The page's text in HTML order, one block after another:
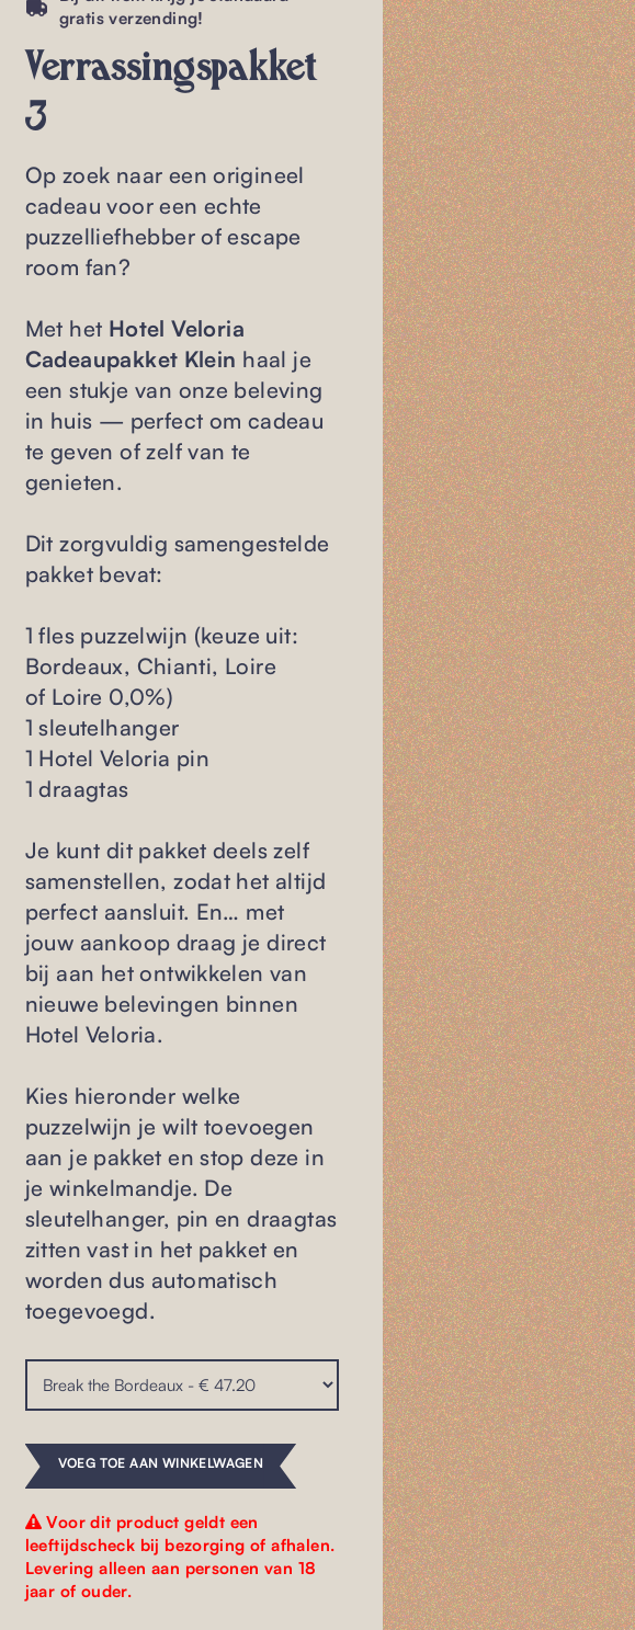
gratis verzending!
Verrassingspakket
3
Op zoek naar een origineel
cadeau voor een echte
puzzelliefhebber of escape
room fan?
Met het Hotel Veloria
Cadeaupakket Klein haal je
een stukje van onze beleving
in huis — perfect om cadeau
te geven of zelf van te
genieten.
Dit zorgvuldig samengestelde
pakket bevat:
1 fles puzzelwijn (keuze uit:
Bordeaux, Chianti, Loire
of Loire 0,0%)
1 sleutelhanger
1 Hotel Veloria pin
1 draagtas
Je kunt dit pakket deels zelf
samenstellen, zodat het altijd
perfect aansluit. En… met
jouw aankoop draag je direct
bij aan het ontwikkelen van
nieuwe belevingen binnen
Hotel Veloria.
Kies hieronder welke
puzzelwijn je wilt toevoegen
aan je pakket en stop deze in
je winkelmandje. De
sleutelhanger, pin en draagtas
zitten vast in het pakket en
worden dus automatisch
toegevoegd.
VOEG TOE AAN WINKELWAGEN
Voor dit product geldt een
leeftijdscheck bij bezorging of afhalen.
Levering alleen aan personen van 18
jaar of ouder.